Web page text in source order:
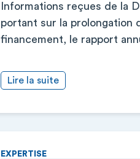
Informations reçues de la
portant sur la prolongation
financement, le rapport
Lire la suite
EXPERTISE